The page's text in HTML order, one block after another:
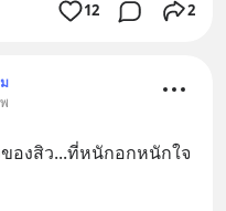
12 2
ของสิว...ที่หนักอกหนักใจ